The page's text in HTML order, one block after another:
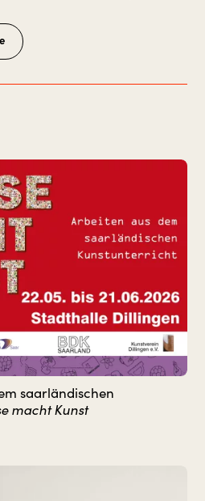
saarländischen
macht Kunst